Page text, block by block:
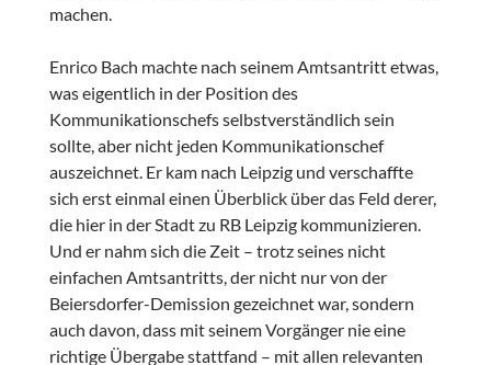
machen.
Enrico Bach machte nach seinem Amtsantritt etwas,
was eigentlich in der Position des
Kommunikationschefs selbstverständlich sein
sollte, aber nicht jeden Kommunikationschef
auszeichnet. Er kam nach Leipzig und verschaffte
sich erst einmal einen Überblick über das Feld derer,
die hier in der Stadt zu RB Leipzig kommunizieren.
Und er nahm sich die Zeit – trotz seines nicht
einfachen Amtsantritts, der nicht nur von der
Beiersdorfer-Demission gezeichnet war, sondern
auch davon, dass mit seinem Vorgänger nie eine
richtige Übergabe stattfand – mit allen relevanten